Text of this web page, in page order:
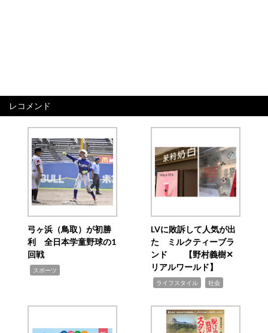
レコメンド
弓ヶ浜（鳥取）が初勝
利 全日本学童野球の1
回戦
スポーツ
LVに敗訴して人気が出
た ミルクティーブラ
ンド 【野村義樹✕
リアルワールド】
ライフスタイル 社会